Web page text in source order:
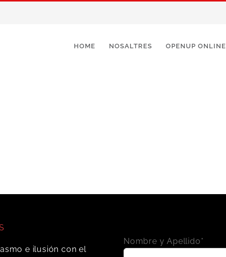
HOME NOSALTRES OPENUP ONLINE
e ilusión con el
Nombre y Apellido*